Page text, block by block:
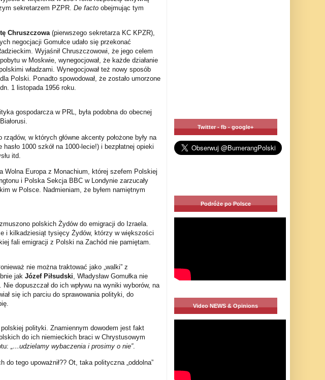
sekretarzem PZPR. De factoobejmując tym
Chruszczowa(pierwszego sekretarza KC KPZR),
negocjacji Gomułce udało się przekonać
Wyjaśnił Chruszczowowi, że jego celem
w Moskwie, wynegocjował, że każde działanie
władzami. Wynegocjował też nowy sposób
Polski. Ponadto spowodował, że zostało umorzone
1 listopada 1956 roku.
gospodarcza w PRL, była podobna do obecnej
w których główne akcenty położone były na
1000 szkół na 1000-lecie!) i bezpłatnej opieki
itd.
Wolna Europa z Monachium, której szefem Polskiej
i Polska Sekcja BBC w Londynie zarzucały
w Polsce. Nadmieniam, że byłem namiętnym
polskich Żydów do emigracji do Izraela.
i kilkadziesiąt tysięcy Żydów, którzy w większości
fali emigracji z Polski na Zachód nie pamiętam.
nie można traktować jako „walki” z
jak Józef Piłsudski , Władysław Gomułka nie
dopuszczał do ich wpływu na wyniki wyborów, na
się ich parciu do sprawowania polityki, do
polskiej polityki. Znamiennym dowodem jest fakt
do ich niemieckich braci w Chrystusowym
„…udzielamy wybaczenia i prosimy o nie”.
tego upoważnił?? Ot, taka polityczna „oddolna”
Twitter - fb - google+
Podróże po Polsce
Video NEWS & Opinions